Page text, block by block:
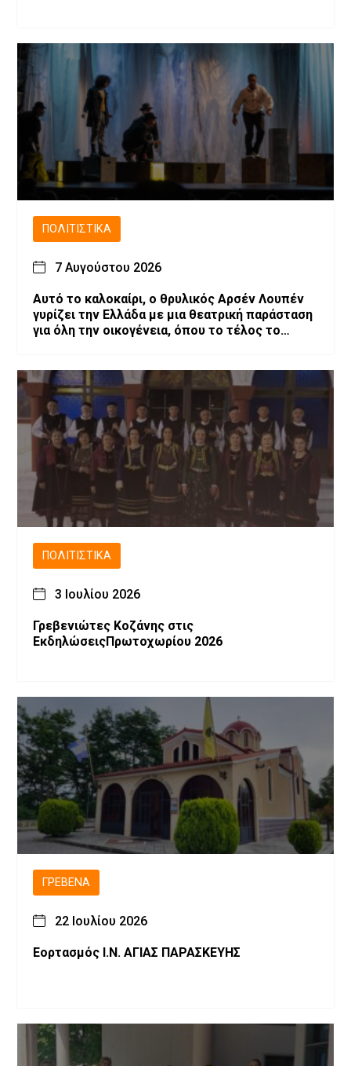
ΠΟΛΙΤΙΣΤΙΚΆ
7 Αυγούστου 2026
Αυτό το καλοκαίρι, ο θρυλικός Αρσέν Λουπέν
γυρίζει την Ελλάδα με μια θεατρική παράσταση
για όλη την οικογένεια, όπου το τέλος το
ΠΟΛΙΤΙΣΤΙΚΆ
3 Ιουλίου 2026
Γρεβενιώτες Κοζάνης στις
ΕκδηλώσειςΠρωτοχωρίου 2026
ΓΡΕΒΕΝΆ
22 Ιουλίου 2026
Εορτασμός Ι.Ν. ΑΓΙΑΣ ΠΑΡΑΣΚΕΥΗΣ